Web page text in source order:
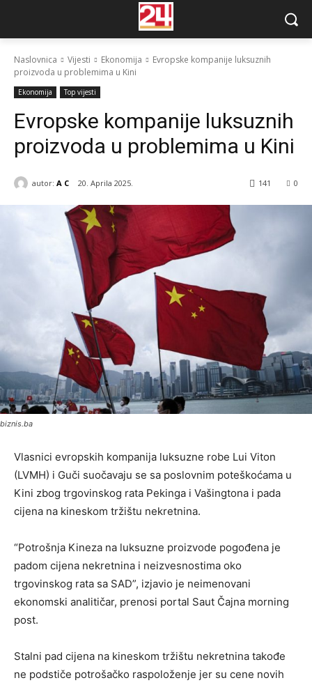
Naslovnica Vijesti Ekonomija
Evropske kompanije luksuznih
proizvoda u problemima u Kini
Ekonomija Top vijesti
Evropske kompanije luksuznih
proizvoda u problemima u Kini
autor: A C 20. Aprila 2025. 0
141
biznis.ba
Vlasnici evropskih kompanija luksuzne robe Lui Viton
(LVMH) i Guči suočavaju se sa poslovnim poteškoćama u
Kini zbog trgovinskog rata Pekinga i Vašingtona i pada
cijena na kineskom tržištu nekretnina.
“Potrošnja Kineza na luksuzne proizvode pogođena je
padom cijena nekretnina i neizvesnostima oko
trgovinskog rata sa SAD”, izjavio je neimenovani
ekonomski analitičar, prenosi portal Saut Čajna morning
post.
Stalni pad cijena na kineskom tržištu nekretnina takođe
ne podstiče potrošačko raspoloženje jer su cene novih